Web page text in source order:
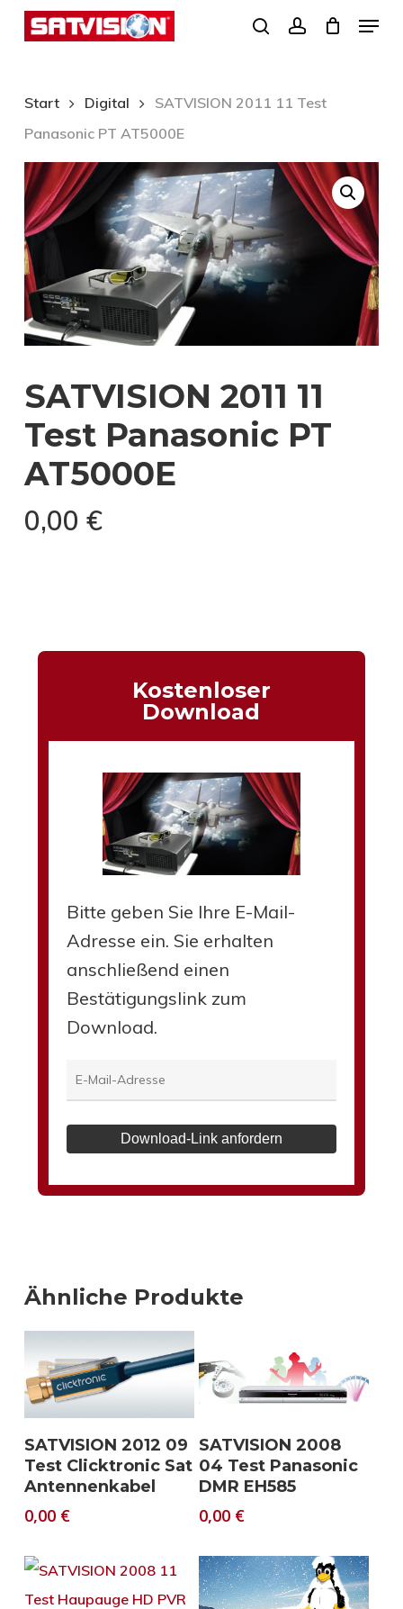
Skip
content
search
Menu
Start Digital
SATVISION 2011 11 Test
Panasonic PT AT5000E
SATVISION 2011 11
Test Panasonic PT
AT5000E
0,00 €
Kostenloser
Download
Bitte geben Sie Ihre E-Mail-
Adresse ein. Sie erhalten
anschließend einen
Bestätigungslink zum
Download.
Download-Link anfordern
Ähnliche Produkte
Download
SATVISION 2012 09
Test Clicktronic Sat
Antennenkabel
0,00 €
Download
SATVISION 2008
04 Test Panasonic
DMR EH585
0,00 €